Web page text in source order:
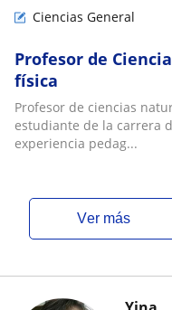
Ciencias General
Profesor de
física
Profesor de ciencias
estudiante de la carrera
experiencia pedag...
ver más